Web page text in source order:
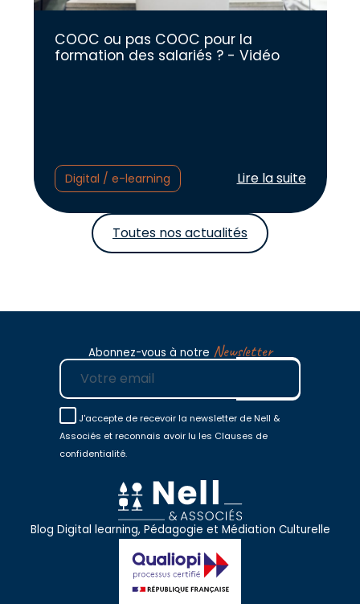
COOC ou pas COOC pour la
formation des salariés ? - Vidéo
Digital / e-learning Lire l'article :
Lire la suite
Toutes nos actualités
Abonnez-vous à notre Newsletter
E-mail
J'accepte de recevoir la newsletter de Nell &
Associés et reconnais avoir lu les Clauses de
confidentialité.
Blog Digital learning, Pédagogie et Médiation Culturelle